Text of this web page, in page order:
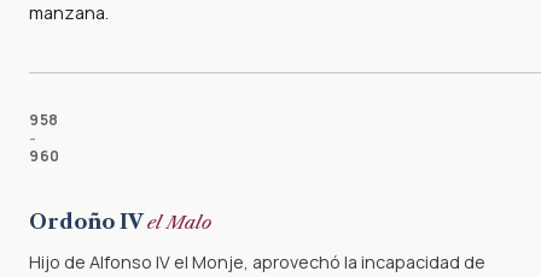
manzana.
958
–
960
Ordoño IVel Malo
Hijo de Alfonso IV el Monje, aprovechó la incapacidad de